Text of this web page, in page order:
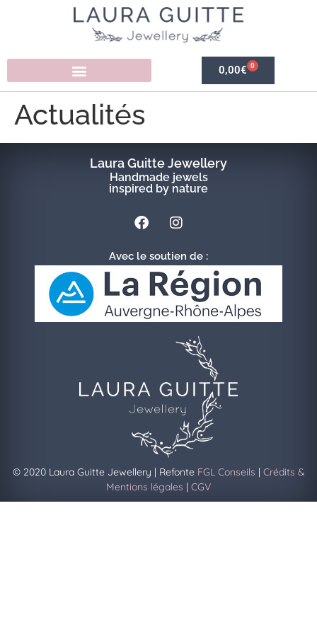
0,00€ 0
Actualités
Laura Guitte Jewellery
Handmade jewels
inspired by nature
Avec le soutien de :
© 2020 Laura Guitte Jewellery | Refonte FGL Conseils
Crédits &
Mentions légales
CGV